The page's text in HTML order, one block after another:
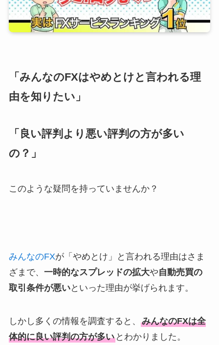
「みんなのFXはやめとけと言われる理
由を知りたい」
「良い評判より悪い評判の方が多い
の？」
このような疑問を持っていませんか？
みんなのFXが「やめとけ」と言われる理由はさま
ざまで、 一時的なスプレッドの拡大や自動売買の
取引条件が悪いといった理由が挙げられます。
しかし多くの情報を調査すると、 みんなのFXは全
体的に良い評判の方が多いとわかりました。